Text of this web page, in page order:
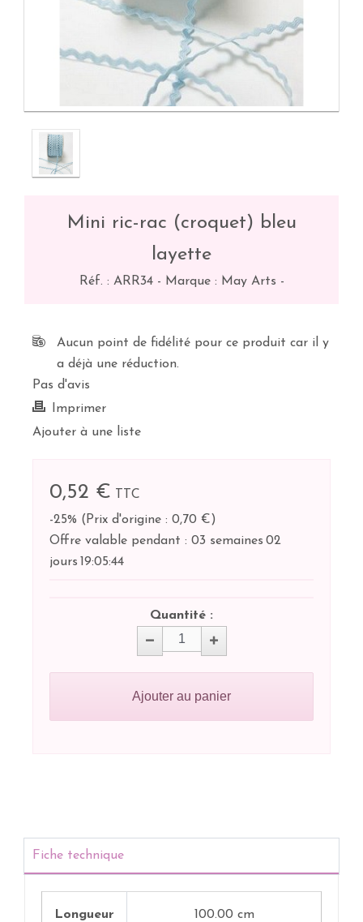
Mini ric-rac (croquet) bleu
layette
Réf. : ARR34- Marque : May Arts -
Aucun point de fidélité pour ce produit car il y
a déjà une réduction.
Pas d'avis
Imprimer
Ajouter à une liste
0,52 €
TTC
-25% ( Prix d'origine : 0,70 €)
Offre valable pendant : 03 semaines 02
jours 19:05:44
Quantité :
Ajouter au panier
Fiche technique
Longueur 100.00 cm